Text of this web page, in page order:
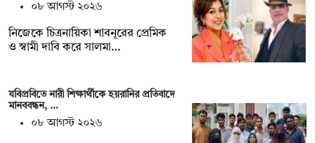
০৮ আগস্ট ২০২৬
নিজেকে চিত্রনায়িকা শাবনূরের প্রেমিক
ও স্বামী দাবি করে সালমা…
যবিপ্রবিতে নারী শিক্ষার্থীকে হয়রানির প্রতিবাদে
মানববন্ধন, …
০৮ আগস্ট ২০২৬